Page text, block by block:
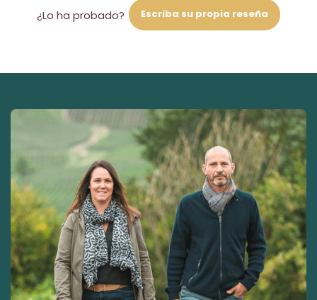
¿Lo ha probado? Escriba su propia reseña